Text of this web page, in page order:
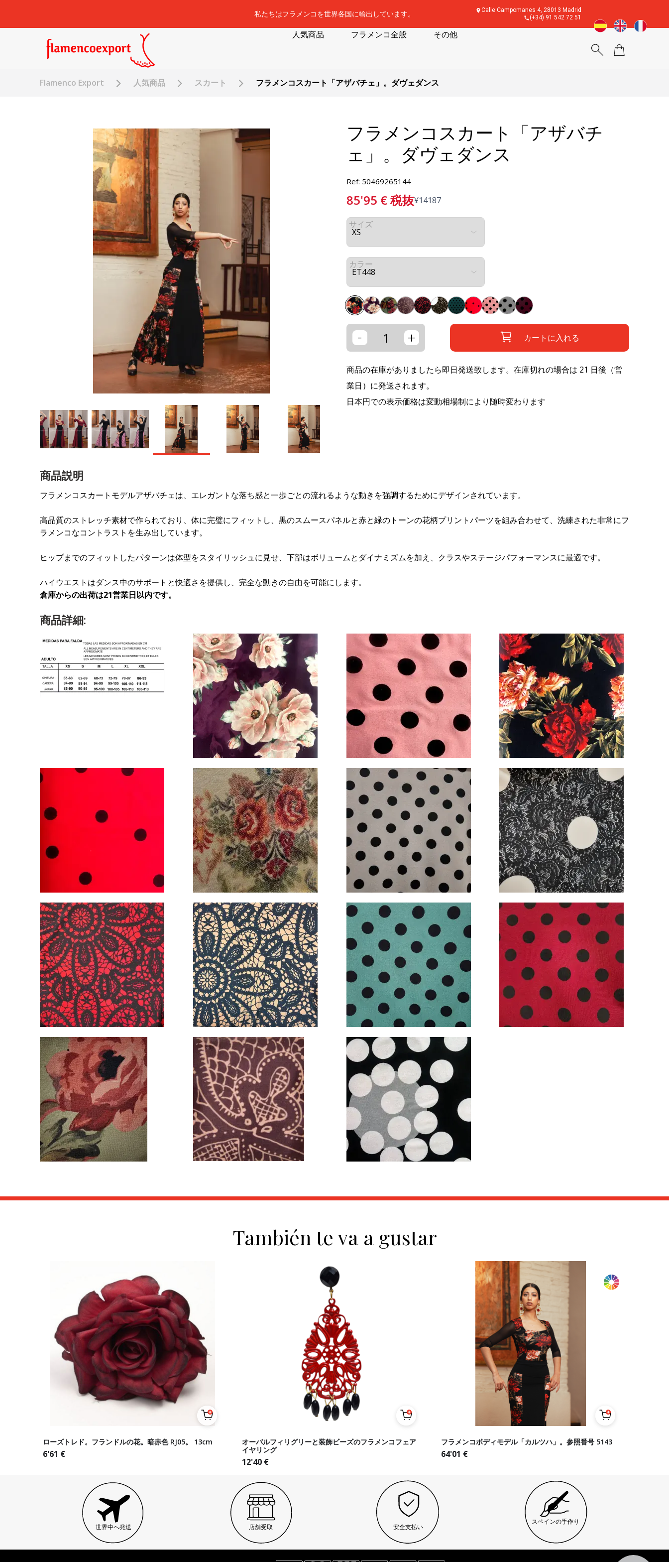
私たちはフラメンコを世界各国に輸出しています。
Calle Campomanes 4, 28013 Madrid
(+34) 91 542 72 51
人気商品 フラメンコ全般 その他
Flamenco Export 人気商品 スカート フラメンコスカート「アザバチェ」。ダヴェダンス
フラメンコスカート「アザバチ
ェ」。ダヴェダンス
Ref: 50469265144
85'95 €税抜¥14187
サイズ
カラー
- + カートに入れる
商品の在庫がありましたら即日発送致します。在庫切れの場合は 21 日後（営
業日）に発送されます。
日本円での表示価格は変動相場制により随時変わります
商品説明
フラメンコスカートモデルアザバチェは、エレガントな落ち感と一歩ごとの流れるような動きを強調するためにデザインされています。
高品質のストレッチ素材で作られており、体に完璧にフィットし、黒のスムースパネルと赤と緑のトーンの花柄プリントパーツを組み合わせて、洗練された非常にフ
ラメンコなコントラストを生み出しています。
ヒップまでのフィットしたパターンは体型をスタイリッシュに見せ、下部はボリュームとダイナミズムを加え、クラスやステージパフォーマンスに最適です。
ハイウエストはダンス中のサポートと快適さを提供し、完全な動きの自由を可能にします。
倉庫からの出荷は21営業日以内です。
商品詳細:
También te va a gustar
ローズトレド。フランドルの花。暗赤色 RJ05。 13cm
6'61 €
オーバルフィリグリーと装飾ビーズのフラメンコフェア
イヤリング
12'40 €
フラメンコボディモデル「カルツハ」。参照番号 5143
64'01 €
世界中へ発送 店舗受取 安全支払い
スペインの手作り